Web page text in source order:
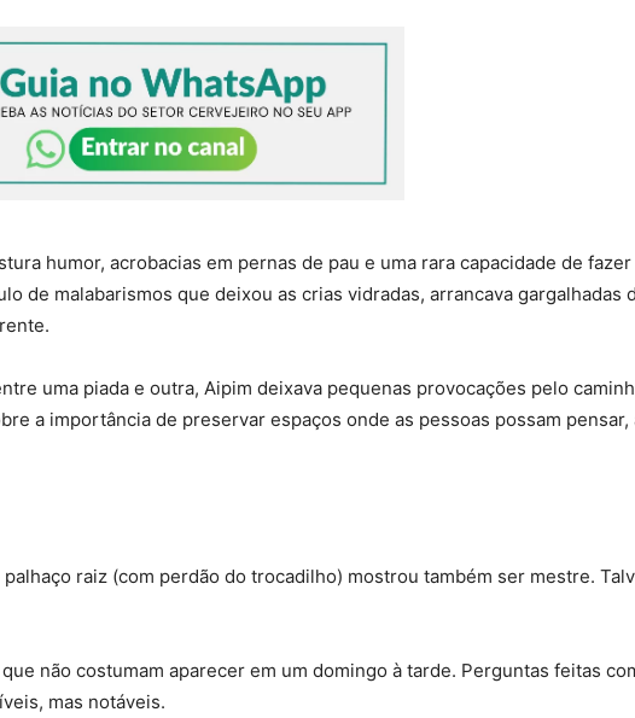
humor, acrobacias em pernas de pau e uma rara capacidade de
de malabarismos que deixou as crias vidradas, arrancava gargalhadas
uma piada e outra, Aipim deixava pequenas provocações pelo
a importância de preservar espaços onde as pessoas possam
raiz (com perdão do trocadilho) mostrou também ser mestre.
não costumam aparecer em um domingo à tarde. Perguntas feitas
mas notáveis.